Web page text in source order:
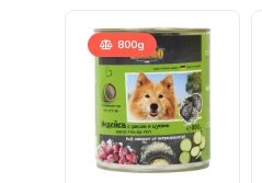
800g